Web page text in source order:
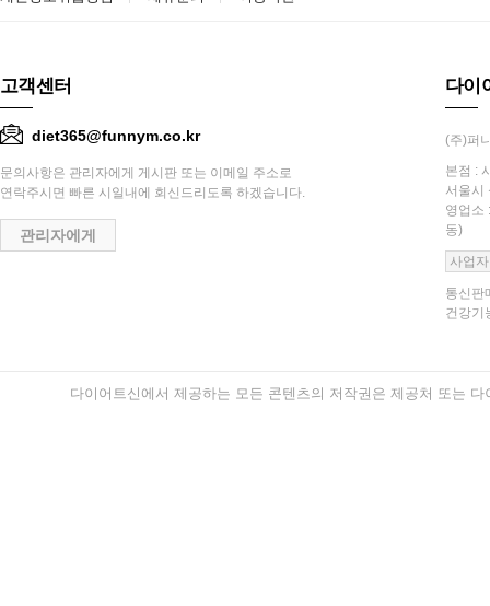
고객센터
diet365@funnym.co.kr
문의사항은 관리자에게 게시판 또는 이메일 주소로
연락주시면 빠른 시일내에 회신드리도록 하겠습니다.
관리자에게
다이
(주)퍼
본점 :
서울시
영업소
동)
사업
통신판
건강기
다이어트신에서 제공하는 모든 콘텐츠의 저작권은 제공처 또는